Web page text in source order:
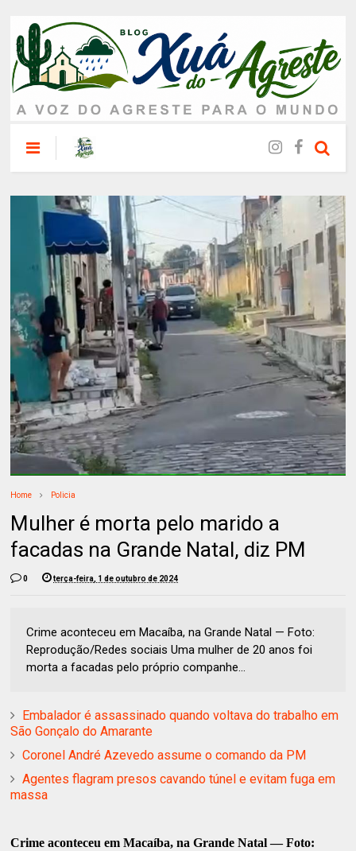
Home Policia
Mulher é morta pelo marido a
facadas na Grande Natal, diz PM
0 terça-feira, 1 de outubro de 2024
Crime aconteceu em Macaíba, na Grande Natal — Foto:
Reprodução/Redes sociais Uma mulher de 20 anos foi
morta a facadas pelo próprio companhe...
Embalador é assassinado quando voltava do trabalho em
São Gonçalo do Amarante
Coronel André Azevedo assume o comando da PM
Agentes flagram presos cavando túnel e evitam fuga em
massa
Crime aconteceu em Macaíba, na Grande Natal — Foto: